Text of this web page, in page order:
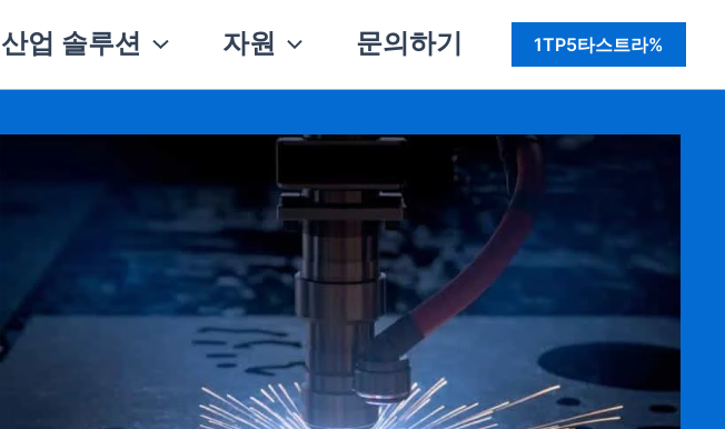
산업 솔루션 자원 문의하기 1TP5타스트라%